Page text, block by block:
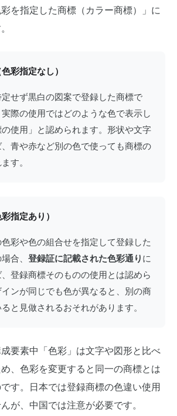
を指定した商標（カラー商標）」に
彩指定なし）
せず黒白の図案で登録した商標で
際の使用ではどのような色で表示し
使用」と認められます。形状や文字
青や赤など別の色で使っても商標の
す。
指定あり）
彩や色の組合せを指定して登録した
合、 登録証に記載された色彩通り に
登録商標そのものの使用とは認めら
ンが同じでも色が異なると、別の商
と見做されるおそれがあります。
要素中「色彩」は文字や図形と比べ
、色彩を変更すると同一の商標とは
す。日本では登録商標の色違い使用
が、中国では注意が必要です。